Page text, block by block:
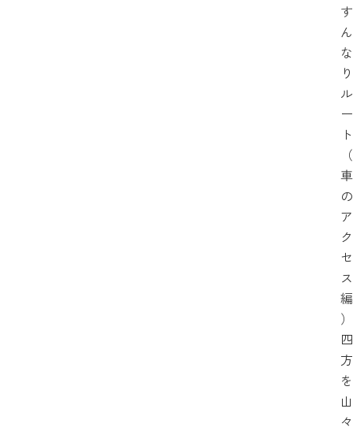
す
ん
な
り
ル
ー
ト
（
車
の
ア
ク
セ
ス
編
）
四
方
を
山
々